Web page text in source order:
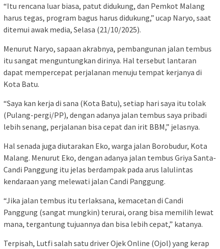
“Itu rencana luar biasa, patut didukung, dan Pemkot Malang
harus tegas, program bagus harus didukung,” ucap Naryo, saat
ditemui awak media, Selasa (21/10/2025).
Menurut Naryo, sapaan akrabnya, pembangunan jalan tembus
itu sangat menguntungkan dirinya. Hal tersebut lantaran
dapat mempercepat perjalanan menuju tempat kerjanya di
Kota Batu.
“Saya kan kerja di sana (Kota Batu), setiap hari saya itu tolak
(Pulang-pergi/PP), dengan adanya jalan tembus saya pribadi
lebih senang, perjalanan bisa cepat dan irit BBM,” jelasnya.
Hal senada juga diutarakan Eko, warga jalan Borobudur, Kota
Malang. Menurut Eko, dengan adanya jalan tembus Griya Santa-
Candi Panggung itu jelas berdampak pada arus lalulintas
kendaraan yang melewati jalan Candi Panggung.
“Jika jalan tembus itu terlaksana, kemacetan di Candi
Panggung (sangat mungkin) terurai, orang bisa memilih lewat
mana, tergantung tujuannya dan bisa lebih cepat,” katanya.
Terpisah, Lutfi salah satu driver Ojek Online (Ojol) yang kerap